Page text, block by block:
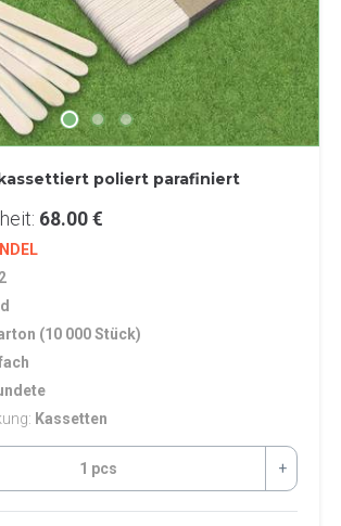
poliert parafiniert
68.00 €
(10 000 Stück)
Kassetten
1 pcs +